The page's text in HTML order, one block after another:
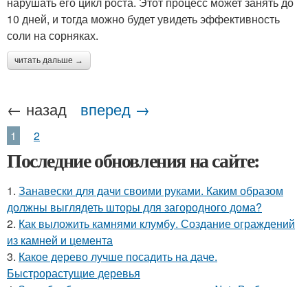
10 дней, и тогда можно будет увидеть эффективность
соли на сорняках.
читать дальше →
← назад вперед →
1 2
Последние обновления на сайте:
1. Занавески для дачи своими руками. Каким образом
должны выглядеть шторы для загородного дома?
2. Как выложить камнями клумбу. Создание ограждений
из камней и цемента
3. Какое дерево лучше посадить на даче.
Быстрорастущие деревья